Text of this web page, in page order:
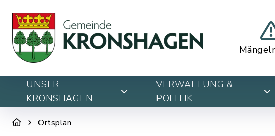
UNSER
KRONSHAGEN
VERWALTUNG &
POLITIK
Ortsplan